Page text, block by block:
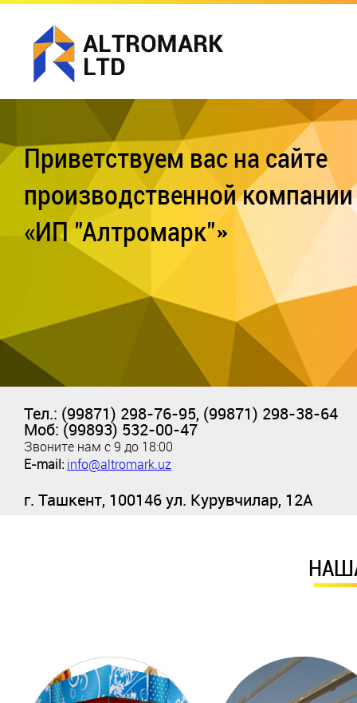
Приветствуем вас на сайте
производственной компании
«ИП "Алтромарк"»
Тел.: (99871) 298-76-95, (99871) 298-38-64
Моб: (99893) 532-00-47
Звоните нам с 9 до 18:00
E-mail: info@altromark.uz
г. Ташкент, 100146 ул. Курувчилар, 12А